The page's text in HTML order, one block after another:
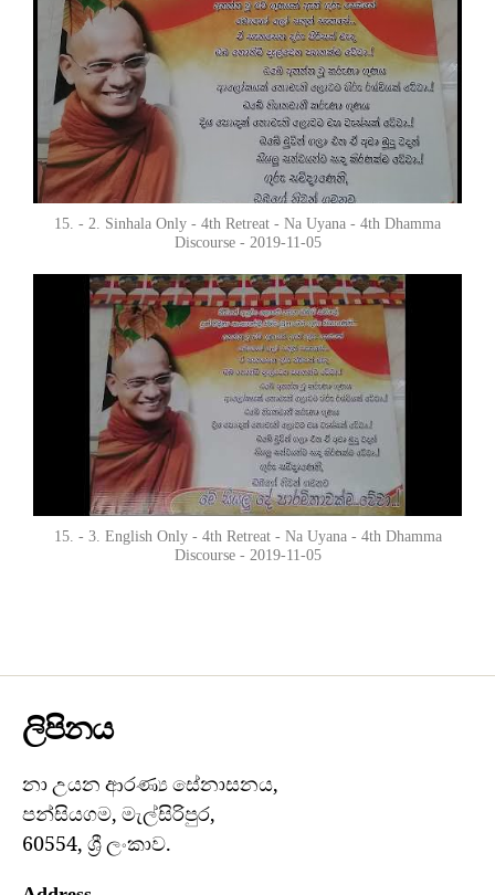
15. - 2. Sinhala Only - 4th Retreat - Na Uyana - 4th Dhamma
Discourse - 2019-11-05
15. - 3. English Only - 4th Retreat - Na Uyana - 4th Dhamma
Discourse - 2019-11-05
ලිපිනය
නා උයන ආරණ්‍ය සේනාසනය,
පන්සියගම, මැල්සිරිපුර,
60554, ශ්‍රී ලංකාව.